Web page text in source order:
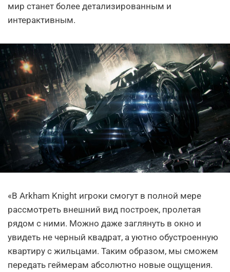
мир станет более детализированным и
интерактивным.
«В Arkham Knight игроки смогут в полной мере
рассмотреть внешний вид построек, пролетая
рядом с ними. Можно даже заглянуть в окно и
увидеть не черный квадрат, а уютно обустроенную
квартиру с жильцами. Таким образом, мы сможем
передать геймерам абсолютно новые ощущения.